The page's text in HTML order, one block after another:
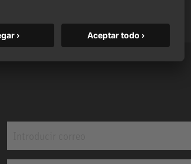
KH 120 II